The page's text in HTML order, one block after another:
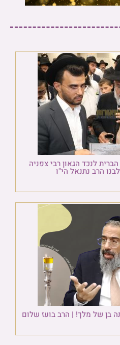
לנכד הגאון רבי צפניה
הרב נתנאל הי"ו
של מלך! | הרב בועז שלום